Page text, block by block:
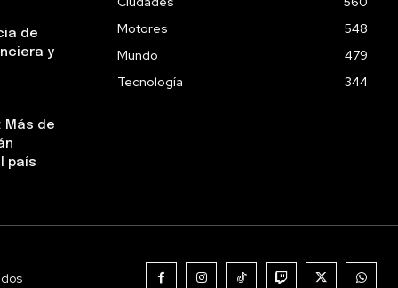
de
y
Más de
país
Motores
548
Mundo
479
Tecnología
344